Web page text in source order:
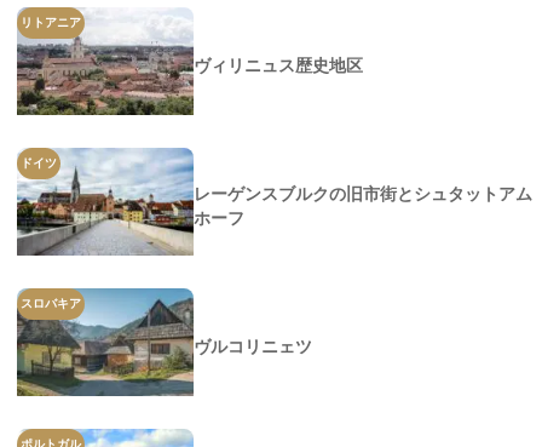
リトアニア
ヴィリニュス歴史地区
ドイツ
レーゲンスブルクの旧市街とシュタットアム
ホーフ
スロバキア
ヴルコリニェツ
ポルトガル